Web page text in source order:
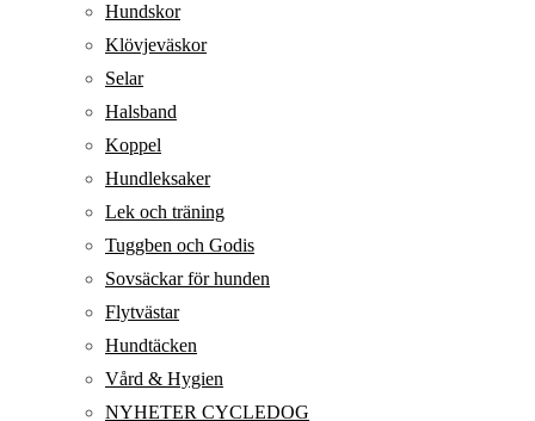
Hundskor
Klövjeväskor
Selar
Halsband
Koppel
Hundleksaker
Lek och träning
Tuggben och Godis
Sovsäckar för hunden
Flytvästar
Hundtäcken
Vård & Hygien
NYHETER CYCLEDOG